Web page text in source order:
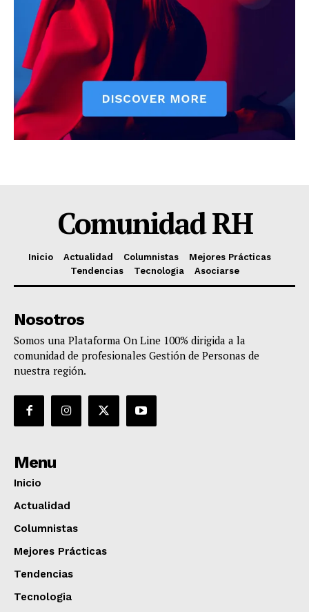
Comunidad RH
Inicio Actualidad Columnistas
Mejores Prácticas
Tendencias
Tecnologia Asociarse
Nosotros
Somos una Plataforma On Line 100% dirigida a la
comunidad de profesionales Gestión de Personas de
nuestra región.
Menu
Inicio
Actualidad
Columnistas
Mejores Prácticas
Tendencias
Tecnologia